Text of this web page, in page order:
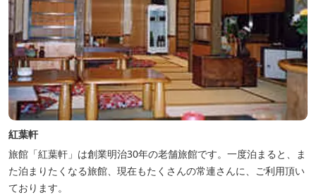
紅葉軒
旅館「紅葉軒」は創業明治30年の老舗旅館です。一度泊まると、ま
た泊まりたくなる旅館、現在もたくさんの常連さんに、ご利用頂い
ております。